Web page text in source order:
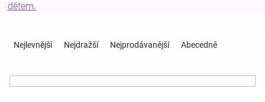
kojenecká
výbava
Hračky
dětem.
Nejlevnější Nejdražší Nejprodávanější Abecedně